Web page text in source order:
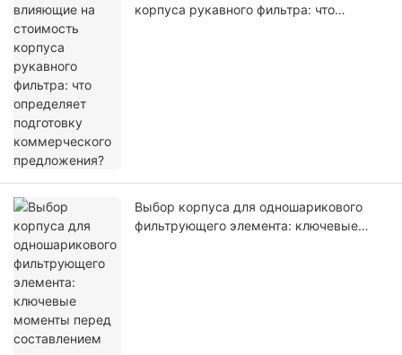
корпуса рукавного фильтра: что
Выбор корпуса для одношарикового
фильтрующего элемента: ключевые